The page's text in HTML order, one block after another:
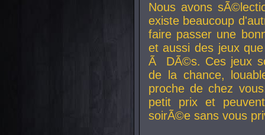
Nous avons
existe beaucoup
faire passer une
et aussi des jeux
Ã DÃ©s. Ces jeux
de la chance,
proche de chez
petit prix et
soirÃ©e sans vous